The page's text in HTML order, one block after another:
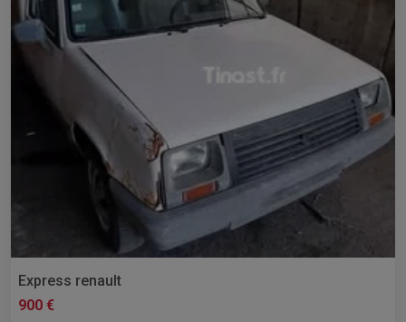
Express renault
900 €